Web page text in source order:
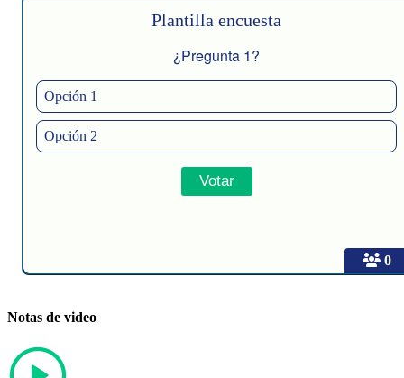
0
Plantilla encuesta
¿Pregunta 1?
Opción 1
Opción 2
Notas de video